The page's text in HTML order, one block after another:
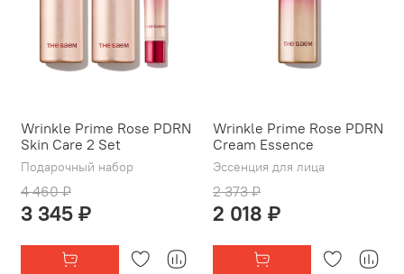
Wrinkle Prime Rose PDRN
Skin Care 2 Set
Подарочный набор
4 460 ₽
3 345 ₽
Wrinkle Prime Rose PDRN
Cream Essence
Эссенция для лица
2 373 ₽
2 018 ₽